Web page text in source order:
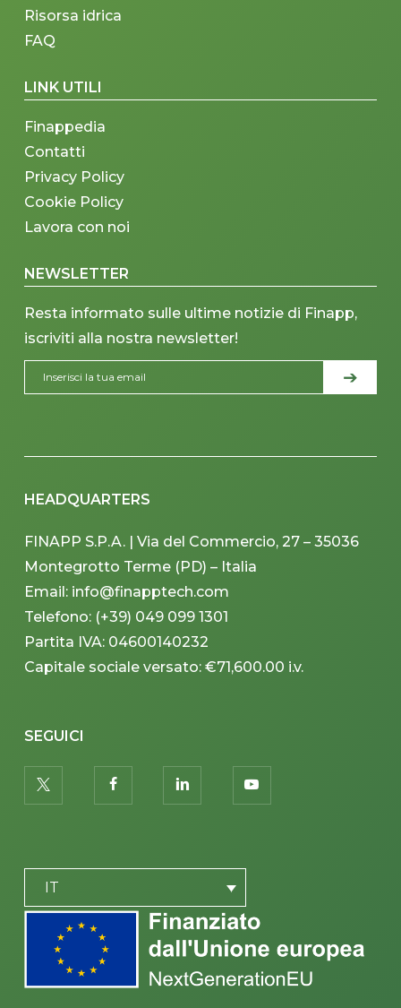
Risorsa idrica
FAQ
LINK UTILI
Finappedia
Contatti
Privacy Policy
Cookie Policy
Lavora con noi
NEWSLETTER
Resta informato sulle ultime notizie di Finapp,
iscriviti alla nostra newsletter!
HEADQUARTERS
FINAPP S.P.A. | Via del Commercio, 27 – 35036
Montegrotto Terme (PD) – Italia
Email: info@finapptech.com
Telefono: (+39) 049 099 1301
Partita IVA: 04600140232
Capitale sociale versato: €71,600.00 i.v.
SEGUICI
twitter facebooklinkedin youtube
IT